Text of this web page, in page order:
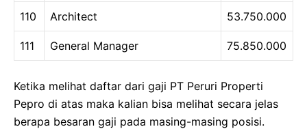
110 Architect 53.750.000
111 General Manager 75.850.000
Ketika melihat daftar dari gaji PT Peruri Properti
Pepro di atas maka kalian bisa melihat secara jelas
berapa besaran gaji pada masing-masing posisi.